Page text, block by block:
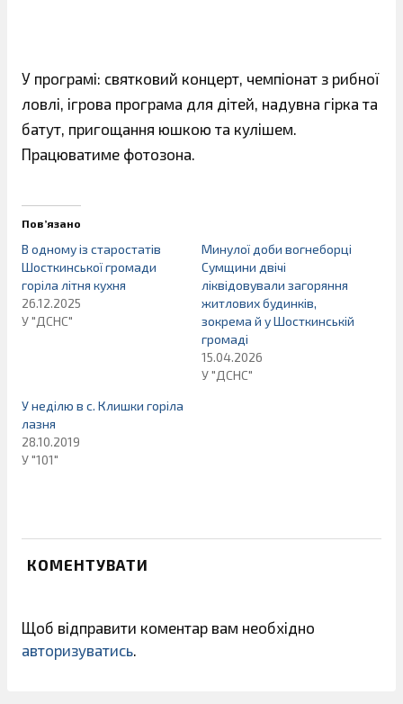
У програмі: святковий концерт, чемпіонат з рибної
ловлі, ігрова програма для дітей, надувна гірка та
батут, пригощання юшкою та кулішем.
Працюватиме фотозона.
Пов’язано
В одному із старостатів
Шосткинської громади
горіла літня кухня
26.12.2025
У "ДСНС"
Минулої доби вогнеборці
Сумщини двічі
ліквідовували загоряння
житлових будинків,
зокрема й у Шосткинській
громаді
15.04.2026
У "ДСНС"
У неділю в с. Клишки горіла
лазня
28.10.2019
У "101"
КОМЕНТУВАТИ
Щоб відправити коментар вам необхідно
авторизуватись